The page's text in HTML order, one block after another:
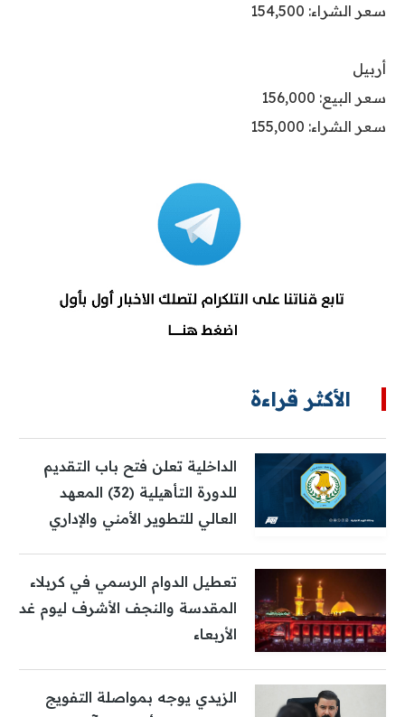
سعر الشراء: 154,500
أربيل
سعر البيع: 156,000
سعر الشراء: 155,000
الأكثر قراءة
الداخلية تعلن فتح باب التقديم
للدورة التأهيلية (32) المعهد
العالي للتطوير الأمني والإداري
تعطيل الدوام الرسمي في كربلاء
المقدسة والنجف الأشرف ليوم غد
الأربعاء
الزيدي يوجه بمواصلة التفويج